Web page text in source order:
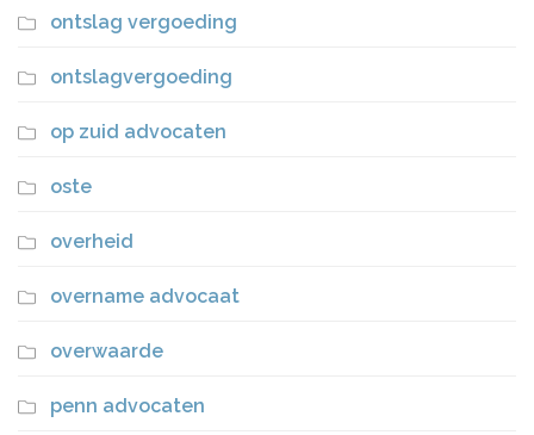
ontslag vergoeding
ontslagvergoeding
op zuid advocaten
oste
overheid
overname advocaat
overwaarde
penn advocaten